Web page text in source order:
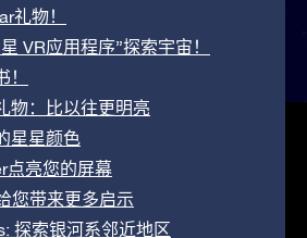
礼物！
VR应用程序”探索宇宙！
物：比以往更明亮
星星颜色
点亮您的屏幕
您带来更多启示
探索银河系邻近地区